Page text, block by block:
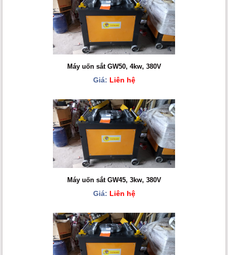
Máy uốn sắt GW50, 4kw, 380V
Giá: Liên hệ
Máy uốn sắt GW45, 3kw, 380V
Giá: Liên hệ